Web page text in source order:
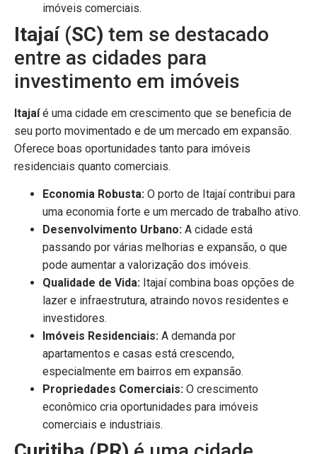
imóveis comerciais.
Itajaí (SC) tem se destacado
entre as cidades para
investimento em imóveis
Itajaíé uma cidade em crescimento que se beneficia de
seu porto movimentado e de um mercado em expansão.
Oferece boas oportunidades tanto para imóveis
residenciais quanto comerciais.
Economia Robusta: O porto de Itajaí contribui para
uma economia forte e um mercado de trabalho ativo.
Desenvolvimento Urbano: A cidade está
passando por várias melhorias e expansão, o que
pode aumentar a valorização dos imóveis.
Qualidade de Vida: Itajaí combina boas opções de
lazer e infraestrutura, atraindo novos residentes e
investidores.
Imóveis Residenciais: A demanda por
apartamentos e casas está crescendo,
especialmente em bairros em expansão.
Propriedades Comerciais: O crescimento
econômico cria oportunidades para imóveis
comerciais e industriais.